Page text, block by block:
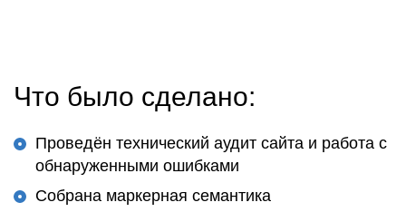
Что было сделано:
Проведён технический аудит сайта и работа с
обнаруженными ошибками
Собрана маркерная семантика